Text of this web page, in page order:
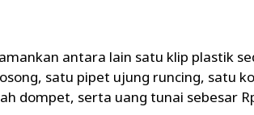
antara lain satu klip plastik
satu pipet ujung runcing, satu
dompet, serta uang tunai sebesar